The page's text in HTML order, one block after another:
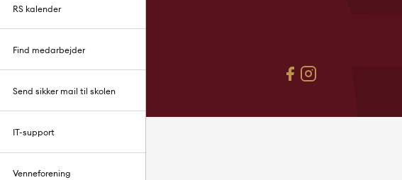
RS kalender
Find medarbejder
Send sikker mail til skolen
IT-support
Venneforening